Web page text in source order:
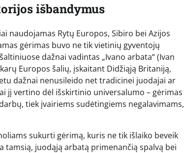
išbandymus
naudojamas Rytų Europos, Sibiro bei Azijos
gėrimas buvo ne tik vietinių gyventojų
dažnai vadintas „Ivano arbata“ (Ivan
Europos šalių, įskaitant Didžiąją Britaniją,
dažnai nenusileido net tradicinei juodajai ar
jį vertino dėl išskirtinio universalumo – gėrimas
tiek įvairiems sudėtingiems negalavimams,
sukurti gėrimą, kuris ne tik išlaiko beveik
tamsią, juodąją arbatą primenančią spalvą bei